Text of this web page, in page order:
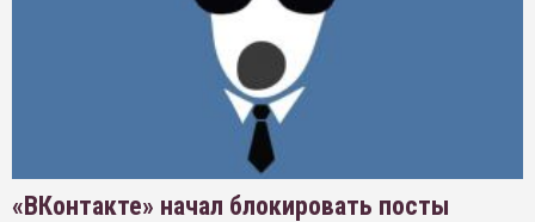
«ВКонтакте» начал блокировать посты